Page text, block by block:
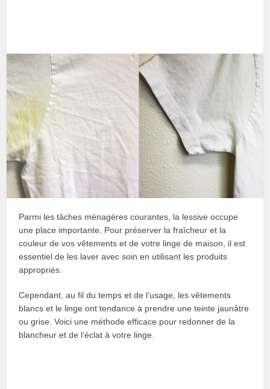
Parmi les tâches ménagères courantes, la lessive occupe
une place importante. Pour préserver la fraîcheur et la
couleur de vos vêtements et de votre linge de maison, il est
essentiel de les laver avec soin en utilisant les produits
appropriés.
Cependant, au fil du temps et de l’usage, les vêtements
blancs et le linge ont tendance à prendre une teinte jaunâtre
ou grise. Voici une méthode efficace pour redonner de la
blancheur et de l’éclat à votre linge.